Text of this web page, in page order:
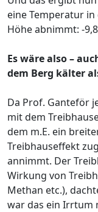
eine Temperatur
Höhe abnimmt: -
Es wäre also –
dem Berg kälter
Da Prof. Ganteför
mit dem
dem m.E. ein
Treibhauseffekt
annimmt. Der
Wirkung von
Methan etc.),
war das ein Irrtum